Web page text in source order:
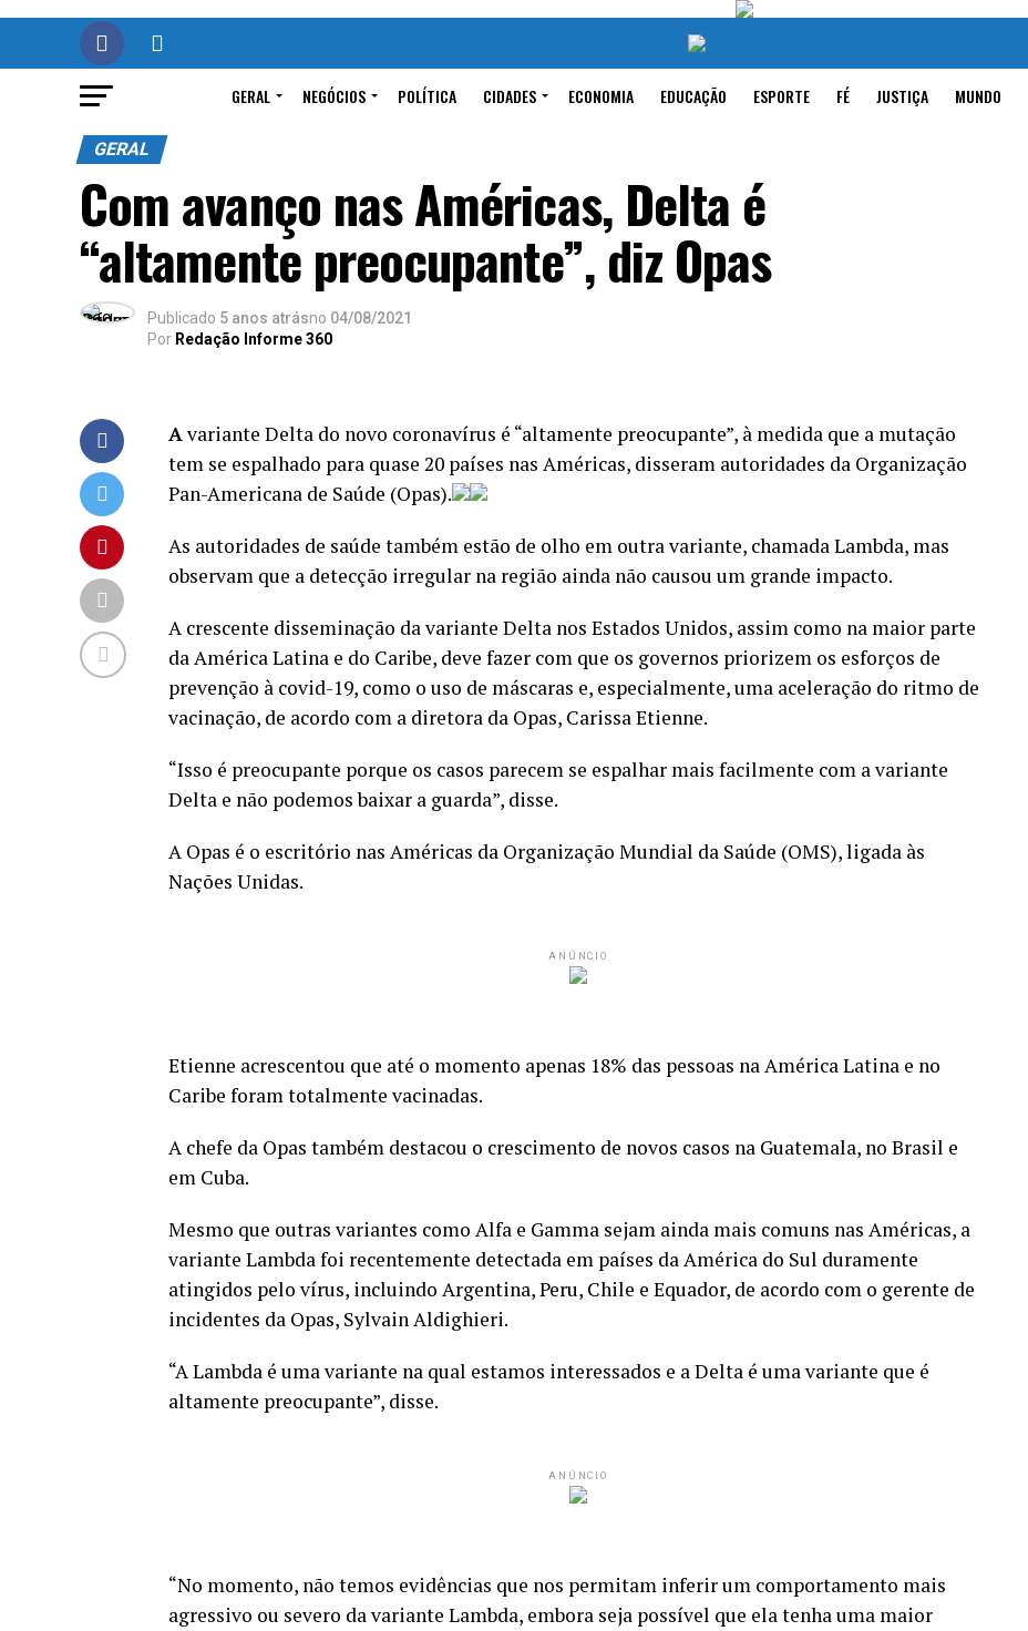
GERAL NEGÓCIOS POLÍTICA CIDADES ECONOMIA EDUCAÇÃO ESPORTE FÉ JUSTIÇA MUNDO
GERAL
Com avanço nas Américas, Delta é
“altamente preocupante”, diz Opas
Publicado 5 anos atrásno 04/08/2021
Por Redação Informe 360
Avariante Delta do novo coronavírus é “altamente preocupante”, à medida que a mutação
tem se espalhado para quase 20 países nas Américas, disseram autoridades da Organização
Pan-Americana de Saúde (Opas).
As autoridades de saúde também estão de olho em outra variante, chamada Lambda, mas
observam que a detecção irregular na região ainda não causou um grande impacto.
A crescente disseminação da variante Delta nos Estados Unidos, assim como na maior parte
da América Latina e do Caribe, deve fazer com que os governos priorizem os esforços de
prevenção à covid-19, como o uso de máscaras e, especialmente, uma aceleração do ritmo de
vacinação, de acordo com a diretora da Opas, Carissa Etienne.
“Isso é preocupante porque os casos parecem se espalhar mais facilmente com a variante
Delta e não podemos baixar a guarda”, disse.
A Opas é o escritório nas Américas da Organização Mundial da Saúde (OMS), ligada às
Nações Unidas.
ANÚNCIO
Etienne acrescentou que até o momento apenas 18% das pessoas na América Latina e no
Caribe foram totalmente vacinadas.
A chefe da Opas também destacou o crescimento de novos casos na Guatemala, no Brasil e
em Cuba.
Mesmo que outras variantes como Alfa e Gamma sejam ainda mais comuns nas Américas, a
variante Lambda foi recentemente detectada em países da América do Sul duramente
atingidos pelo vírus, incluindo Argentina, Peru, Chile e Equador, de acordo com o gerente de
incidentes da Opas, Sylvain Aldighieri.
“A Lambda é uma variante na qual estamos interessados e a Delta é uma variante que é
altamente preocupante”, disse.
ANÚNCIO
“No momento, não temos evidências que nos permitam inferir um comportamento mais
agressivo ou severo da variante Lambda, embora seja possível que ela tenha uma maior